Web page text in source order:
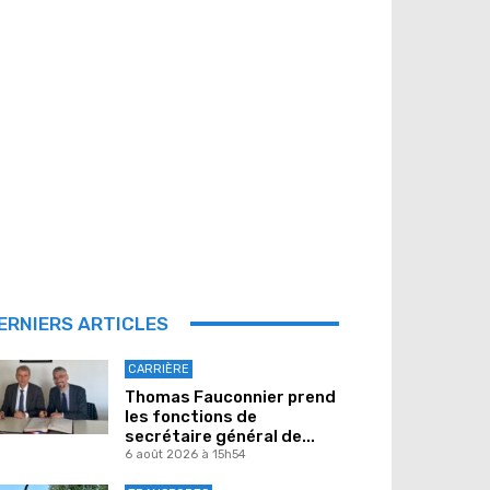
ARTICLES
CARRIÈRE
Thomas Fauconnier prend
les fonctions de
secrétaire général de...
6 août 2026 à 15h54